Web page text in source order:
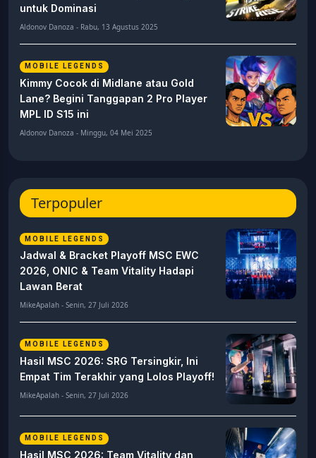
untuk Dominasi
Aldonov Danoza - Rabu, 13 Agustus 2025
MOBILE LEGENDS
Kimmy Cocok di Midlane atau Gold
Lane? Begini Tanggapan 2 Pro Player
MPL ID S15 ini
Aldonov Danoza - Minggu, 04 Mei 2025
Terpopuler
MOBILE LEGENDS
Jadwal & Bracket Playoff MSC EWC
2026, ONIC & Team Vitality Hadapi
Lawan Berat
MikeApalah - Senin, 27 Juli 2026
MOBILE LEGENDS
Hasil MSC 2026: SRG Tersingkir, Ini
Empat Tim Terakhir yang Lolos Playoff!
MikeApalah - Senin, 27 Juli 2026
MOBILE LEGENDS
Hasil MSC 2026: Team Vitality dan